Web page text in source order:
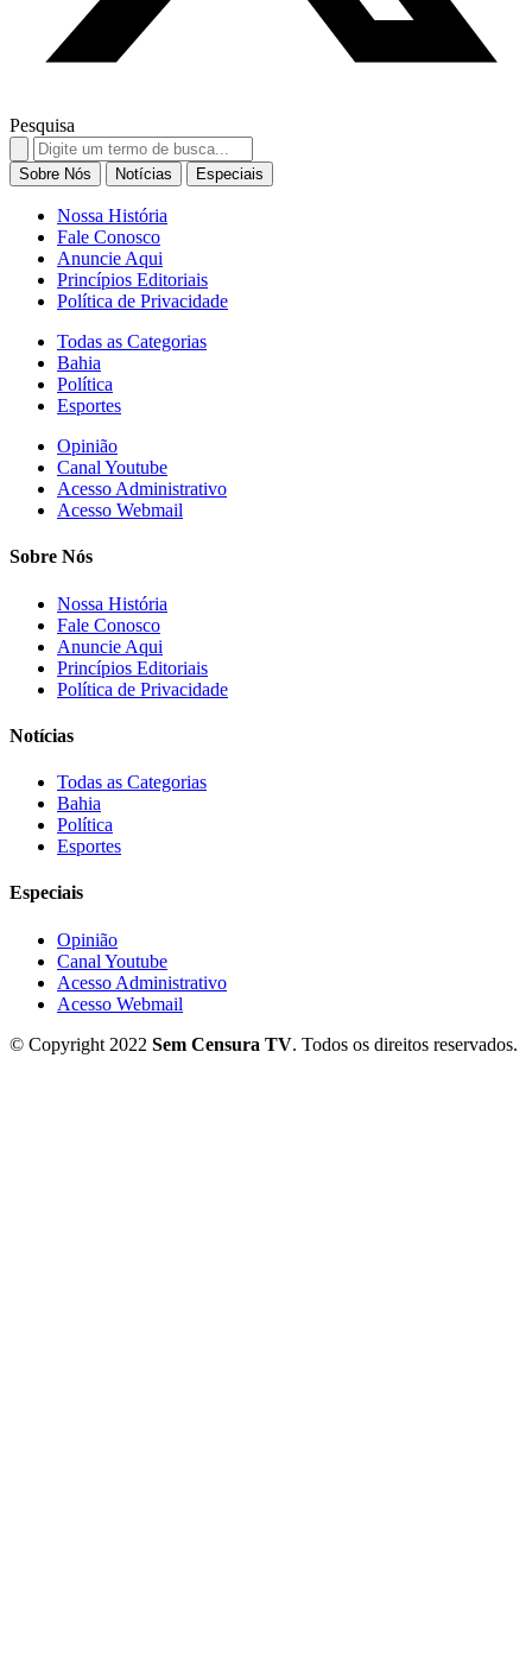
Pesquisa
Search
for:
Sobre Nós Notícias Especiais
Nossa História
Fale Conosco
Anuncie Aqui
Princípios Editoriais
Política de Privacidade
Todas as Categorias
Bahia
Política
Esportes
Opinião
Canal Youtube
Acesso Administrativo
Acesso Webmail
Sobre Nós
Nossa História
Fale Conosco
Anuncie Aqui
Princípios Editoriais
Política de Privacidade
Notícias
Todas as Categorias
Bahia
Política
Esportes
Especiais
Opinião
Canal Youtube
Acesso Administrativo
Acesso Webmail
© Copyright 2022 Sem Censura TV. Todos os direitos reservados.